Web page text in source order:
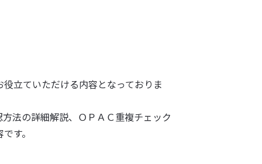
立ていただける内容となっておりま
法の詳細解説、ＯＰＡＣ重複チェック
す。